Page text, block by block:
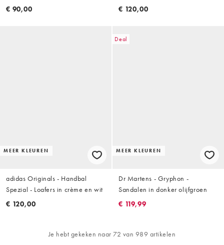
€ 90,00
€ 120,00
MEER KLEUREN
adidas Originals - Handbal
Spezial - Loafers in crème en wit
€ 120,00
Deal
MEER KLEUREN
Dr Martens - Gryphon -
Sandalen in donker olijfgroen
€ 119,99
Je hebt gekeken naar 72 van 989 artikelen